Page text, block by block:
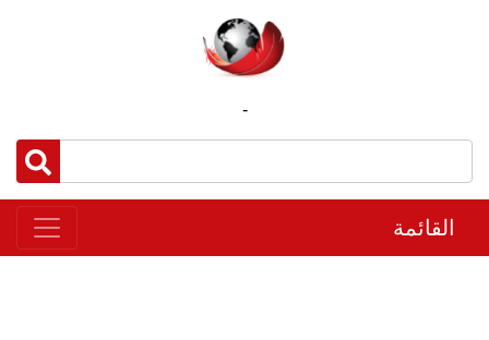
-
القائمة